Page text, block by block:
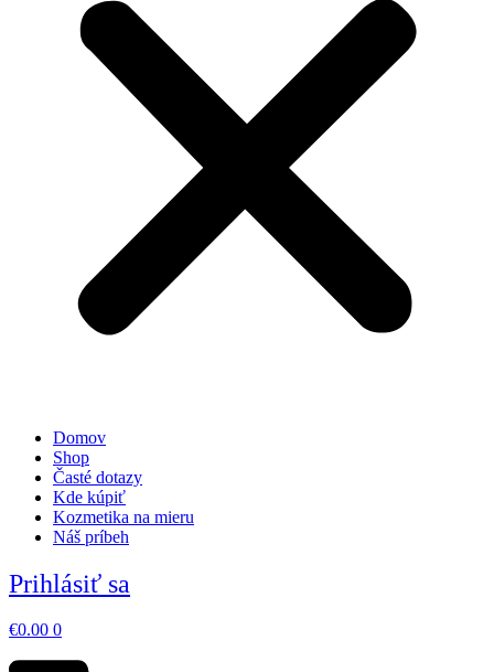
Domov
Shop
Časté dotazy
Kde kúpiť
Kozmetika na mieru
Náš príbeh
Prihlásiť sa
€0.00 0